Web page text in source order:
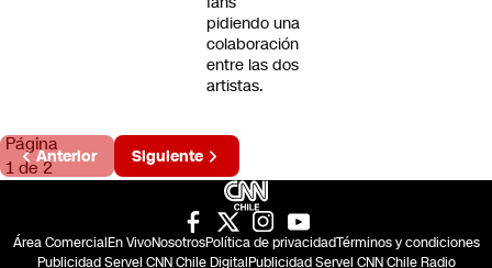
pidiendo una
colaboración
entre las dos
artistas.
Página
1 de 2
Anterior Siguiente
Área ComercialEn VivoNosotrosPolítica de privacidadTérminos y condiciones
Publicidad Servel CNN Chile DigitalPublicidad Servel CNN Chile Radio